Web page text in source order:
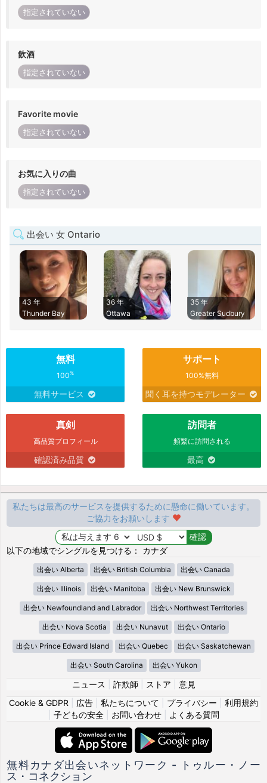
指定されていない
飲酒
指定されていない
Favorite movie
指定されていない
お気に入りの曲
指定されていない
出会い 女 Ontario
43 年
Thunder Bay
36 年
Ottawa
35 年
Greater Sudbury
無料
100%
無料サービス
サポート
100%無料
聞く耳を持つモデレーター
真剣
高品質プロフィール
確認済み品質
訪問者
頻繁に訪問される
最高
私たちは最高のサービスを提供するために懸命に働いています。
ご協力をお願いします
以下の地域でシングルを見つける： カナダ
出会い Alberta 出会い British Columbia 出会い Canada
出会い Illinois 出会い Manitoba 出会い New Brunswick
出会い Newfoundland and Labrador 出会い Northwest Territories
出会い Nova Scotia 出会い Nunavut 出会い Ontario
出会い Prince Edward Island 出会い Quebec 出会い Saskatchewan
出会い South Carolina 出会い Yukon
ニュース 詐欺師 ストア
意見
Cookie & GDPR
広告 私たちについて プライバシー
利用規約
子どもの安全| お問い合わせ| よくある質問
無料カナダ出会いネットワーク - トゥルー・ノー
ス・コネクション